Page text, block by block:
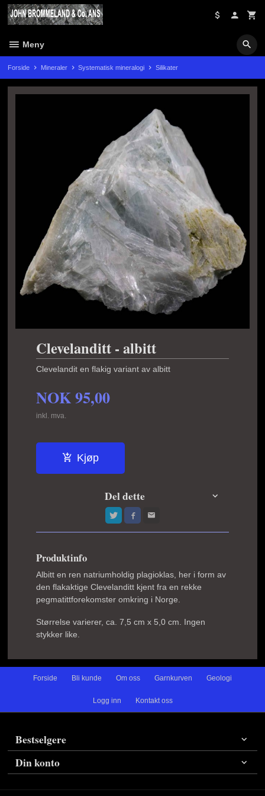
Gå
Meny
Forside Mineraler Systematisk mineralogi Silikater
Clevelanditt - albitt
Clevelandit en flakig variant av albitt
NOK95,00
inkl. mva.
Kjøp
Del dette
Produktinfo
Albitt en ren natriumholdig plagioklas, her i form av
den flakaktige Clevelanditt kjent fra en rekke
pegmatittforekomster omkring i Norge.
Størrelse varierer, ca. 7,5 cm x 5,0 cm. Ingen
stykker like.
Forside Bli kunde Om oss Garnkurven Geologi
Logg inn Kontakt oss
Bestselgere
Din konto